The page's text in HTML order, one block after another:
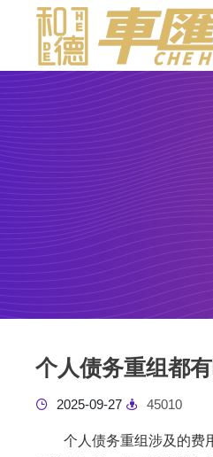
个人债务重组都
2025-09-27 45010
个人债务重组涉及的费